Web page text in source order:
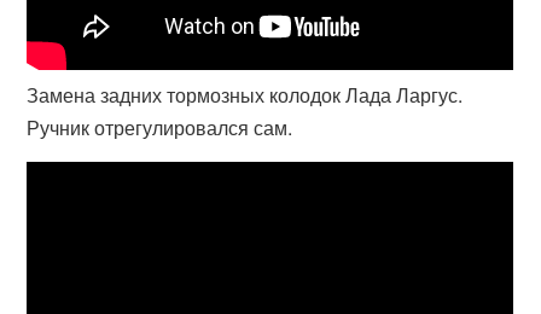
Замена задних тормозных колодок Лада Ларгус.
Ручник отрегулировался сам.